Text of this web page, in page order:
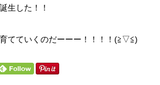
生した！！
てていくのだーーー！！！！(≧▽≦)